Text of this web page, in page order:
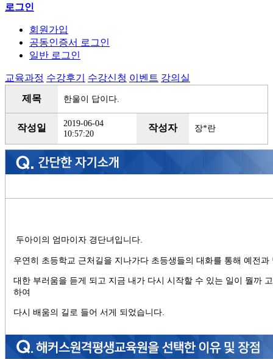
로그인
회원가입
공동인증서 로그인
일반 로그인
교육과정 수강후기 수강신청 이벤트 강의실
제목
한울이 답이다.
작성일
2019-06-04
10:57:20
작성자 장*란
두아이의 엄마이자 경단녀입니다.
우연히 초등학교 근처길을 지나가다 초등생들의 대화를 통해 예전
대한 부러움을 듣게 되고 지금 내가 다시 시작할 수 있는 일이 뭘까
하여
다시 배움의 길로 들어 서게 되었습니다.